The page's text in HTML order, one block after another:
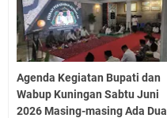
Agenda Kegiatan Bupati dan
Wabup Kuningan Sabtu Juni
2026 Masing-masing Ada Dua